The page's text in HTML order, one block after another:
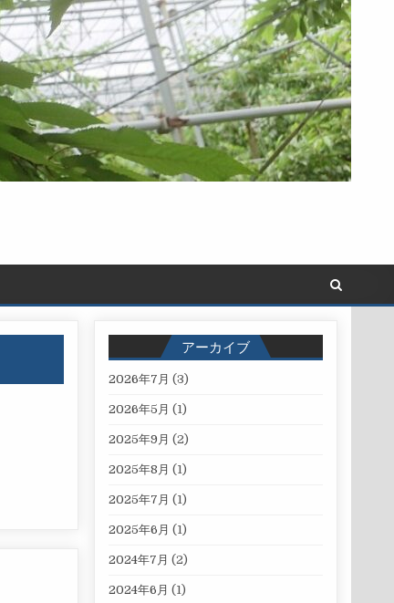
アーカイブ
2026年7月 (3)
2026年5月 (1)
2025年9月 (2)
2025年8月 (1)
2025年7月 (1)
2025年6月 (1)
2024年7月 (2)
2024年6月 (1)